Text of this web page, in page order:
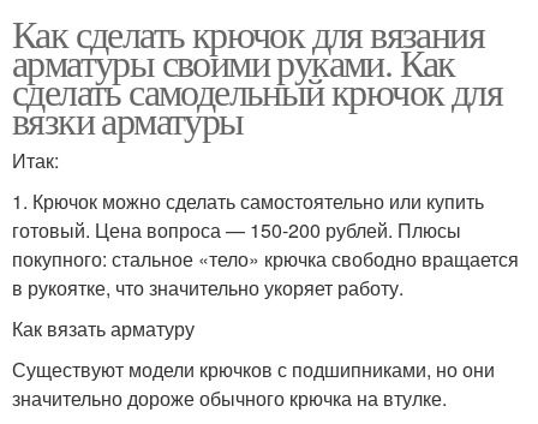
Как сделать крючок для вязания
арматуры своими руками. Как
сделать самодельный крючок для
вязки арматуры
Итак:
1. Крючок можно сделать самостоятельно или купить
готовый. Цена вопроса — 150-200 рублей. Плюсы
покупного: стальное «тело» крючка свободно вращается
в рукоятке, что значительно укоряет работу.
Как вязать арматуру
Существуют модели крючков с подшипниками, но они
значительно дороже обычного крючка на втулке.